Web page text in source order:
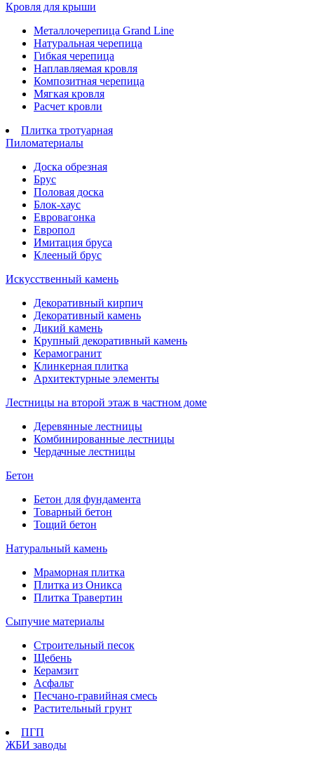
Кровля для крыши
Металлочерепица Grand Line
Натуральная черепица
Гибкая черепица
Наплавляемая кровля
Композитная черепица
Мягкая кровля
Расчет кровли
Плитка тротуарная
Пиломатериалы
Доска обрезная
Брус
Половая доска
Блок-хаус
Евровагонка
Европол
Имитация бруса
Клееный брус
Искусственный камень
Декоративный кирпич
Декоративный камень
Дикий камень
Крупный декоративный камень
Керамогранит
Клинкерная плитка
Архитектурные элементы
Лестницы на второй этаж в частном доме
Деревянные лестницы
Комбинированные лестницы
Чердачные лестницы
Бетон
Бетон для фундамента
Товарный бетон
Тощий бетон
Натуральный камень
Мраморная плитка
Плитка из Оникса
Плитка Травертин
Сыпучие материалы
Строительный песок
Щебень
Керамзит
Асфальт
Песчано-гравийная смесь
Растительный грунт
ПГП
ЖБИ заводы